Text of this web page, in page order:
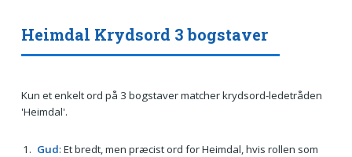
Heimdal Krydsord 3 bogstaver
Kun et enkelt ord på 3 bogstaver matcher krydsord-ledetråden
'Heimdal'.
Gud: Et bredt, men præcist ord for Heimdal, hvis rollen som